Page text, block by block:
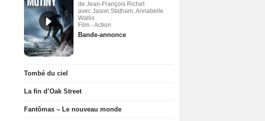
de Jean-François Richet
avec Jason Statham, Annabelle
Wallis
Film - Action
Bande-annonce
Tombé du ciel
La fin d’Oak Street
Fantômas – Le nouveau monde